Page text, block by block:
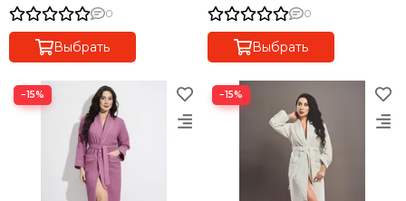
0
Выбрать
0
Выбрать
−15% −15%